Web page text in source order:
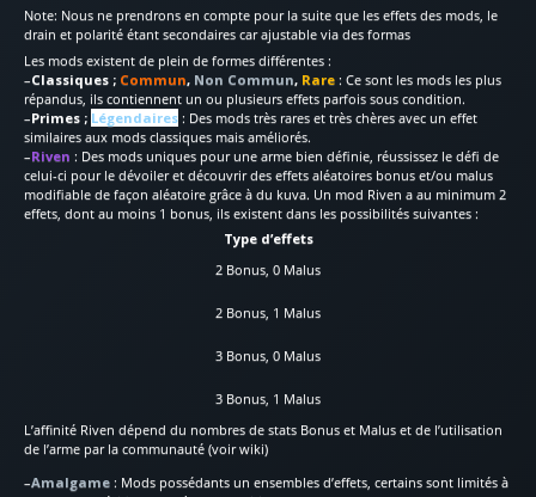
Note: Nous ne prendrons en compte pour la suite que les effets des mods, le
drain et polarité étant secondaires car ajustable via des formas
Les mods existent de plein de formes différentes :
–Classiques ; Commun, Non Commun, Rare : Ce sont les mods les plus
répandus, ils contiennent un ou plusieurs effets parfois sous condition.
–Primes ; Légendaires : Des mods très rares et très chères avec un effet
similaires aux mods classiques mais améliorés.
–Riven : Des mods uniques pour une arme bien définie, réussissez le défi de
celui-ci pour le dévoiler et découvrir des effets aléatoires bonus et/ou malus
modifiable de façon aléatoire grâce à du kuva. Un mod Riven a au minimum 2
effets, dont au moins 1 bonus, ils existent dans les possibilités suivantes :
Type d’effets
2 Bonus, 0 Malus
2 Bonus, 1 Malus
3 Bonus, 0 Malus
3 Bonus, 1 Malus
L’affinité Riven dépend du nombres de stats Bonus et Malus et de l’utilisation
de l’arme par la communauté (voir wiki)
–Amalgame : Mods possédants un ensembles d’effets, certains sont limités à